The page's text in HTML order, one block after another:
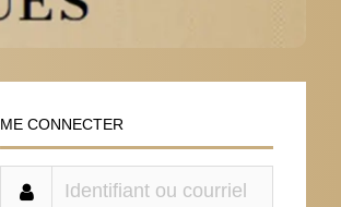
ME CONNECTER